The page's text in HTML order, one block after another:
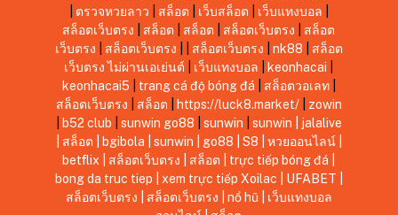
ตรวจหวยลาว สล็อต เว็บสล็อต เว็บแทงบอล
สล็อตเว็บตรง
สล็อต สล็อต สล็อตเว็บตรง
สล็อต
เว็บตรง
สล็อตเว็บตรง สล็อตเว็บตรง nk88
สล็อต
เว็บตรง ไม่ผ่านเอเย่นต์
เว็บแทงบอล keonhacai
keonhacai5
trang cá độ bóng đá สล็อตวอเลท|
สล็อตเว็บตรง
สล็อต https://luck8.market/| zowin
b52 club sunwin go88 sunwin sunwin
jalalive
สล็อต bgibola sunwin go88 S8 หวยออนไลน์|
betflix
สล็อตเว็บตรง สล็อต trực tiếp bóng đá
bong da truc tiep
xem trực tiếp Xoilac UFABET
สล็อตเว็บตรง
สล็อตเว็บตรง nổ hũ
เว็บแทงบอล